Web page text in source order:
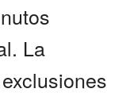
La